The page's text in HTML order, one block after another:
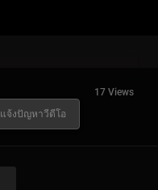
17 Views
แจ้งปัญหาวีดีโอ